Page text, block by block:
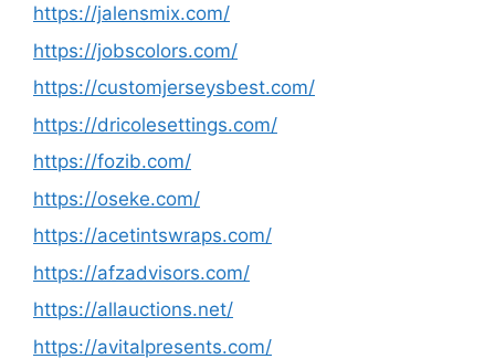
https://jalensmix.com/
https://jobscolors.com/
https://customjerseysbest.com/
https://dricolesettings.com/
https://fozib.com/
https://oseke.com/
https://acetintswraps.com/
https://afzadvisors.com/
https://allauctions.net/
https://avitalpresents.com/